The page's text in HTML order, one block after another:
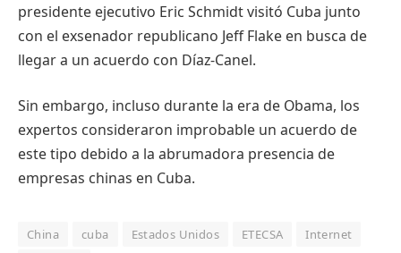
presidente ejecutivo Eric Schmidt visitó Cuba junto
con el exsenador republicano Jeff Flake en busca de
llegar a un acuerdo con Díaz-Canel.
Sin embargo, incluso durante la era de Obama, los
expertos consideraron improbable un acuerdo de
este tipo debido a la abrumadora presencia de
empresas chinas en Cuba.
China cuba Estados Unidos ETECSA
Internet